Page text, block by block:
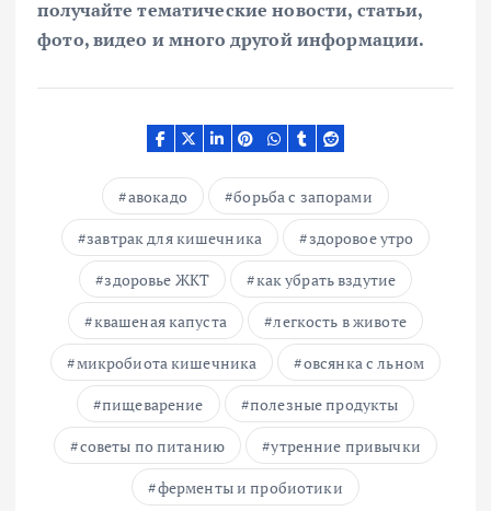
получайте тематические новости, статьи,
фото, видео и много другой информации.
авокадо
борьба с запорами
завтрак для кишечника
здоровое утро
здоровье ЖКТ
как убрать вздутие
квашеная капуста
легкость в животе
микробиота кишечника
овсянка с льном
пищеварение
полезные продукты
советы по питанию
утренние привычки
ферменты и пробиотики